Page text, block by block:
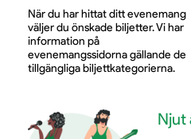
upplevelse där publiken
händer i stunden.
När du har hittat ditt evenemang
väljer du önskade biljetter. Vi har
information på
evenemangssidorna gällande de
tillgängliga biljettkategorierna.
Njut